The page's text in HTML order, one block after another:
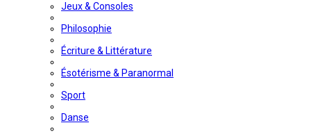
Jeux & Consoles
Philosophie
Écriture & Littérature
Ésotérisme & Paranormal
Sport
Danse